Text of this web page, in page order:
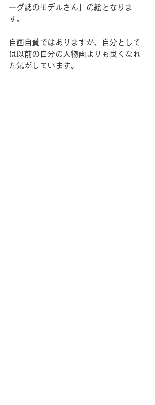
ーグ誌のモデルさん」の絵となりま
す。
自画自賛ではありますが、自分として
は以前の自分の人物画よりも良くなれ
た気がしています。